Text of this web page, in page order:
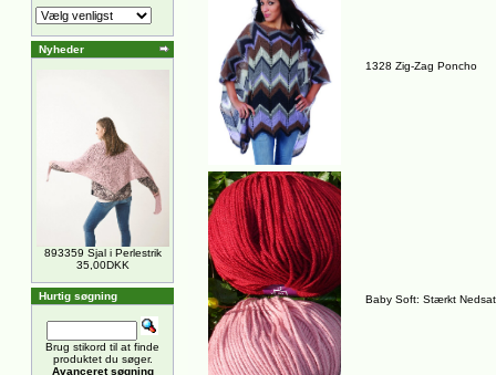
Nyheder
893359 Sjal i Perlestrik
35,00DKK
Hurtig søgning
Brug stikord til at finde
produktet du søger.
Avanceret søgning
1328 Zig-Zag Poncho
Baby Soft: Stærkt